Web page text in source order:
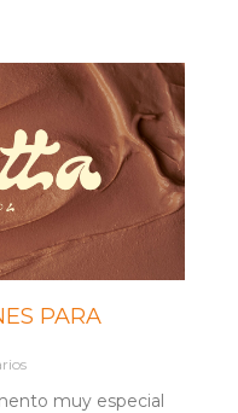
PARA
muy especial